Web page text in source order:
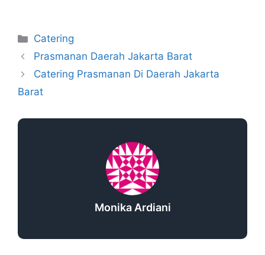
Catering
Prasmanan Daerah Jakarta Barat
Catering Prasmanan Di Daerah Jakarta
Barat
Monika Ardiani